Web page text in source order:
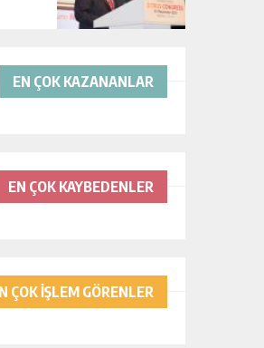
EN ÇOK KAZANANLAR
EN ÇOK KAYBEDENLER
ÇOK İŞLEM GÖRENLER